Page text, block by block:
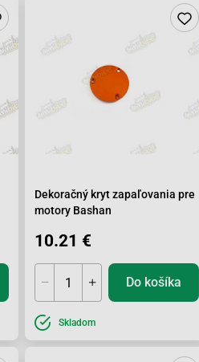
Dekoračný kryt zapaľovania pre
motory Bashan
10.21 €
Do košíka
Skladom